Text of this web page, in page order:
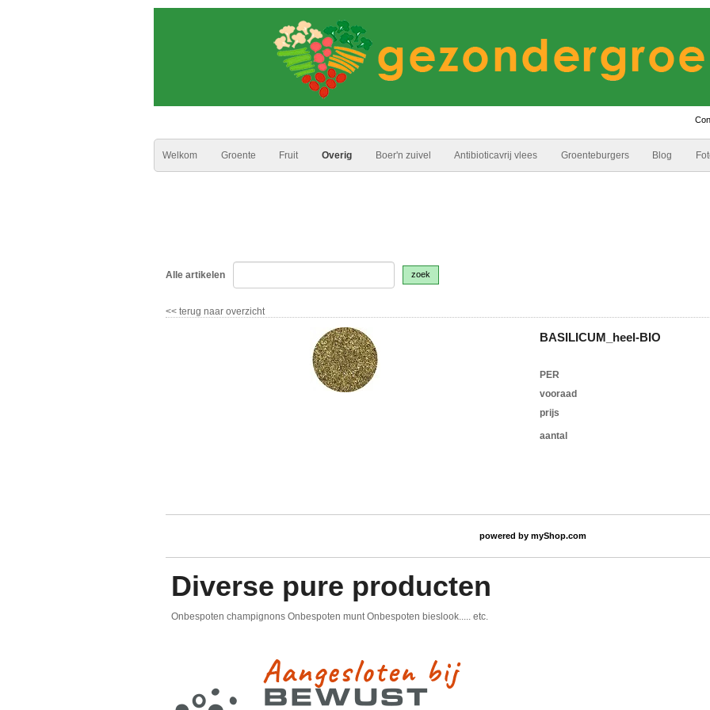
Welkom Groente Fruit Overig Boer'n zuivel Antibioticavrij vlees Groenteburgers Blog
Alle artikelen zoek
<< terug naar overzicht
BASILICUM_heel-BIO
PER
vooraad
prijs
aantal
powered by myShop.com
Diverse pure producten
Onbespoten champignons Onbespoten munt Onbespoten bieslook..... etc.